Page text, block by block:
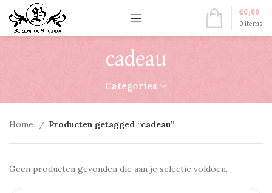
0 items
€0,00
cadeau
Categories
Home Producten getagged “cadeau”
Geen producten gevonden die aan je selectie voldoen.